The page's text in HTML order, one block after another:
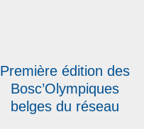
Bergen-Belsen
Première édition des
Bosc’Olympiques
belges du réseau